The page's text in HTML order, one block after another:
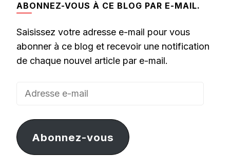
ABONNEZ-VOUS À CE BLOG PAR E-MAIL.
Saisissez votre adresse e-mail pour vous
abonner à ce blog et recevoir une notification
de chaque nouvel article par e-mail.
Adresse
mail
Abonnez-vous